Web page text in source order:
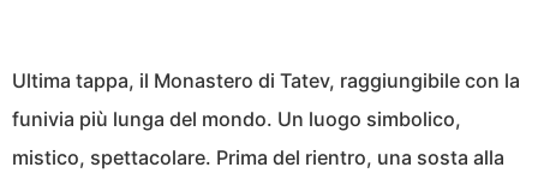
Ultima tappa, il Monastero di Tatev, raggiungibile con la
funivia più lunga del mondo. Un luogo simbolico,
mistico, spettacolare. Prima del rientro, una sosta alla